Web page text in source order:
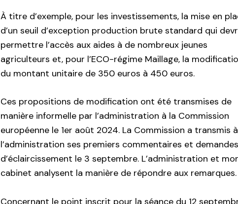
À titre d’exemple, pour les investissements, la mise en
d’un seuil d’exception production brute standard qui
permettre l’accès aux aides à de nombreux jeunes
agriculteurs et, pour l’ECO-régime Maillage, la
du montant unitaire de 350 euros à 450 euros.
Ces propositions de modification ont été transmises de
manière informelle par l’administration à la Commission
européenne le 1er août 2024. La Commission a transmis à
l’administration ses premiers commentaires et demandes
d’éclaircissement le 3 septembre. L’administration et
cabinet analysent la manière de répondre aux remarques.
Concernant le point inscrit pour la séance du 12